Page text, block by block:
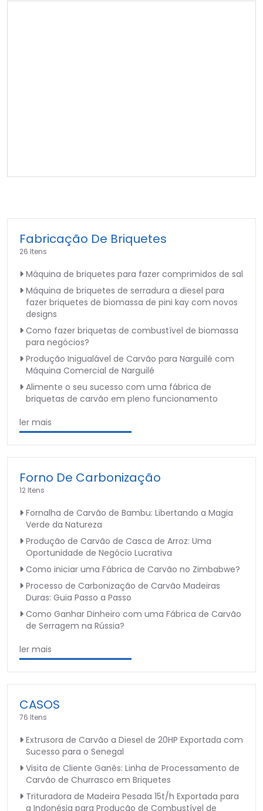
Fabricação De Briquetes
26 Itens
Máquina de briquetes para fazer comprimidos de sal
Máquina de briquetes de serradura a diesel para
fazer briquetes de biomassa de pini kay com novos
designs
Como fazer briquetas de combustível de biomassa
para negócios?
Produção Inigualável de Carvão para Narguilé com
Máquina Comercial de Narguilé
Alimente o seu sucesso com uma fábrica de
briquetas de carvão em pleno funcionamento
ler mais
Forno De Carbonização
12 Itens
Fornalha de Carvão de Bambu: Libertando a Magia
Verde da Natureza
Produção de Carvão de Casca de Arroz: Uma
Oportunidade de Negócio Lucrativa
Como iniciar uma Fábrica de Carvão no Zimbabwe?
Processo de Carbonização de Carvão Madeiras
Duras: Guia Passo a Passo
Como Ganhar Dinheiro com uma Fábrica de Carvão
de Serragem na Rússia?
ler mais
CASOS
76 Itens
Extrusora de Carvão a Diesel de 20HP Exportada com
Sucesso para o Senegal
Visita de Cliente Ganês: Linha de Processamento de
Carvão de Churrasco em Briquetes
Trituradora de Madeira Pesada 15t/h Exportada para
a Indonésia para Produção de Combustível de